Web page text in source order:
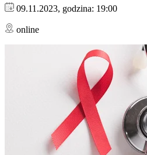
09.11.2023, godzina: 19:00
online